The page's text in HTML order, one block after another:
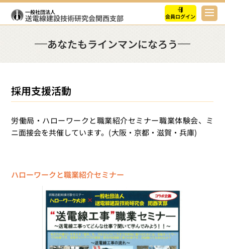
一般社団法人
送電線建設技術研究会関西支部 会員ログイン
あなたもラインマンになろう
採用支援活動
労働局・ハローワークと職業紹介セミナー職業体験会、ミ
ニ面接会を共催しています。(大阪・京都・滋賀・兵庫)
ハローワークと職業紹介セミナー